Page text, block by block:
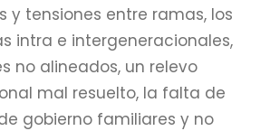
y tensiones entre ramas, los
intra e intergeneracionales,
no alineados, un relevo
mal resuelto, la falta de
gobierno familiares y no